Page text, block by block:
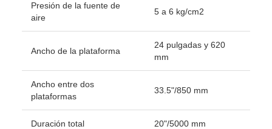
Presión de la fuente de
aire
5 a 6 kg/cm2
Ancho de la plataforma
24 pulgadas y 620
mm
Ancho entre dos
plataformas
33.5"/850 mm
Duración total 20"/5000 mm